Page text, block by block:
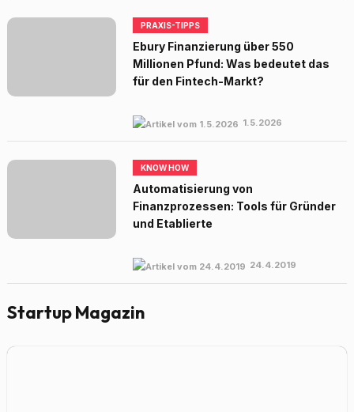
PRAXIS-TIPPS
Ebury Finanzierung über 550
Millionen Pfund: Was bedeutet das
für den Fintech-Markt?
1.5.2026
KNOW HOW
Automatisierung von
Finanzprozessen: Tools für Gründer
und Etablierte
24.4.2019
Startup Magazin